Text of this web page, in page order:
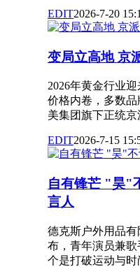
EDIT2026-7-20
变局立高地 京
2026年黄金行业
价格内卷，多数
美集团旗下正统
EDIT2026-7-15
自有锋芒 "昊"
言人
德克斯户外用品
布，青年演员兼
个是打破运动与